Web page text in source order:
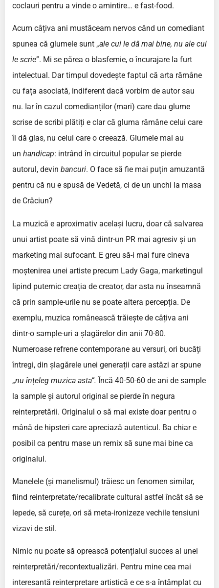
coclauri pentru a vinde o amintire… e fast-food.
Acum câțiva ani mustăceam nervos când un comediant
spunea că glumele sunt „ale cui le dă mai bine, nu ale cui
le scrie”. Mi se părea o blasfemie, o încurajare la furt
intelectual. Dar timpul dovedește faptul că arta rămâne
cu fața asociată, indiferent dacă vorbim de autor sau
nu. Iar în cazul comedianților (mari) care dau glume
scrise de scribi plătiți e clar că gluma rămâne celui care
îi dă glas, nu celui care o creează. Glumele mai au
un handicap: intrând în circuitul popular se pierde
autorul, devin bancuri. O face să fie mai puțin amuzantă
pentru că nu e spusă de Vedetă, ci de un unchi la masa
de Crăciun?
La muzică e aproximativ același lucru, doar că salvarea
unui artist poate să vină dintr-un PR mai agresiv și un
marketing mai sufocant. E greu să-i mai fure cineva
moștenirea unei artiste precum Lady Gaga, marketingul
lipind puternic creația de creator, dar asta nu înseamnă
că prin sample-urile nu se poate altera percepția. De
exemplu, muzica românească trăiește de câțiva ani
dintr-o sample-uri a șlagărelor din anii 70-80.
Numeroase refrene contemporane au versuri, ori bucăți
întregi, din șlagărele unei generații care astăzi ar spune
„nu înțeleg muzica asta”. Încă 40-50-60 de ani de sample
la sample și autorul original se pierde în negura
reinterpretării. Originalul o să mai existe doar pentru o
mână de hipsteri care apreciază autenticul. Ba chiar e
posibil ca pentru mase un remix să sune mai bine ca
originalul.
Manelele (și manelismul) trăiesc un fenomen similar,
fiind reinterpretate/recalibrate cultural astfel încât să se
lepede, să curețe, ori să meta-ironizeze vechile tensiuni
vizavi de stil.
Nimic nu poate să oprească potențialul succes al unei
reinterpretări/recontextualizări. Pentru mine cea mai
interesantă reinterpretare artistică e ce s-a întâmplat cu